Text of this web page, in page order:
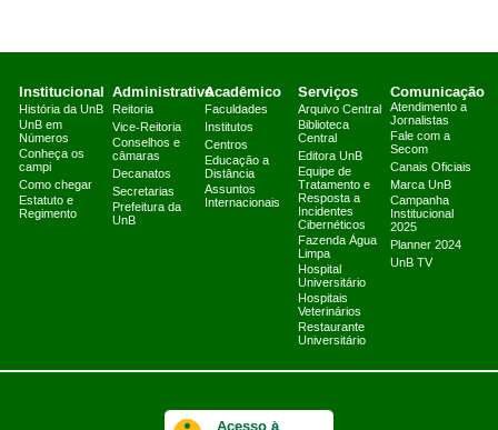
Institucional
História da UnB
UnB em
Números
Conheça os
campi
Como chegar
Estatuto e
Regimento
Administrativo
Reitoria
Vice-Reitoria
Conselhos e
câmaras
Decanatos
Secretarias
Prefeitura da
UnB
Acadêmico
Faculdades
Institutos
Centros
Educação a
Distância
Assuntos
Internacionais
Serviços
Arquivo Central
Biblioteca
Central
Editora UnB
Equipe de
Tratamento e
Resposta a
Incidentes
Cibernéticos
Fazenda Água
Limpa
Hospital
Universitário
Hospitais
Veterinários
Restaurante
Universitário
Comunicação
Atendimento a
Jornalistas
Fale com a
Secom
Canais Oficiais
Marca UnB
Campanha
Institucional
2025
Planner 2024
UnB TV